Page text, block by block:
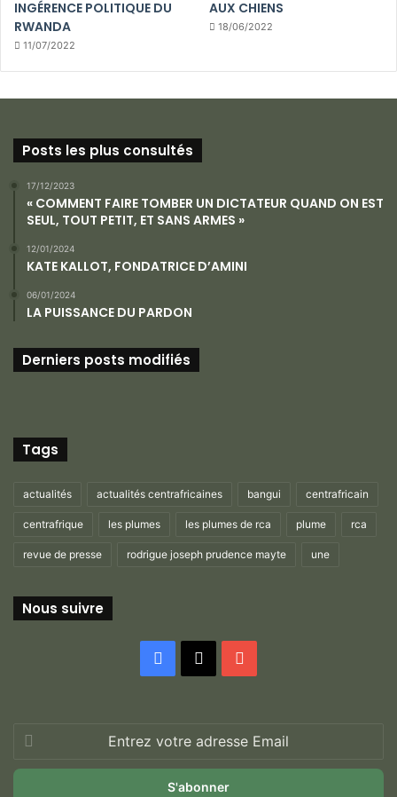
INGÉRENCE POLITIQUE DU
RWANDA
11/07/2022
AUX CHIENS
18/06/2022
Posts les plus consultés
17/12/2023
« COMMENT FAIRE TOMBER UN DICTATEUR QUAND ON EST
SEUL, TOUT PETIT, ET SANS ARMES »
12/01/2024
KATE KALLOT, FONDATRICE D’AMINI
06/01/2024
LA PUISSANCE DU PARDON
Derniers posts modifiés
Tags
actualités actualités centrafricaines bangui centrafricain
centrafrique les plumes les plumes de rca plume rca
revue de presse rodrigue joseph prudence mayte une
Nous suivre
Facebook
votre
adresse